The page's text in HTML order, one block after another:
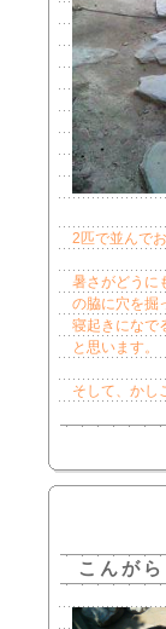
2匹で並んで
暑さがどうに
の脇に穴を掘
寝起きになで
と思います。
そして、かし
こんがら